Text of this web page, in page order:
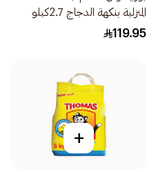
المنزلية بنكهة الدجاج 2.7كيلو
119.95
+